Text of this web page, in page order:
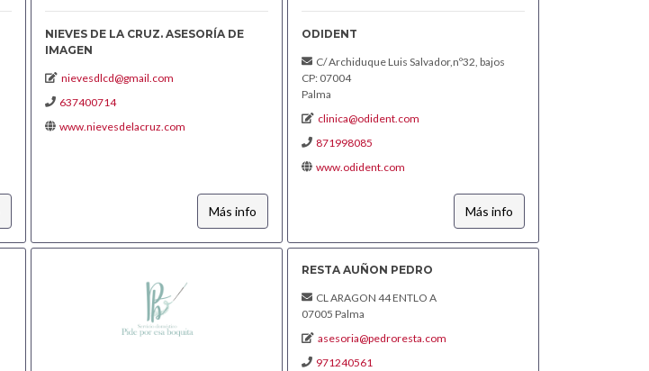
NIEVES DE LA CRUZ. ASESORÍA DE
IMAGEN
nievesdlcd@gmail.com
637400714
www.nievesdelacruz.com
Más info
ODIDENT
C/ Archiduque Luis Salvador,nº32, bajos
CP: 07004
Palma
clinica@odident.com
871998085
www.odident.com
Más info
RESTA AUÑON PEDRO
CL ARAGON 44 ENTLO A
07005 Palma
asesoria@pedroresta.com
971240561